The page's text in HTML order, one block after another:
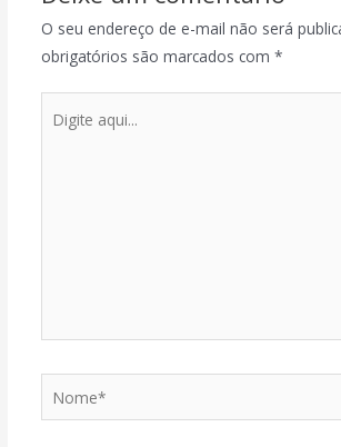
O seu endereço de e-mail não será
obrigatórios são marcados com *